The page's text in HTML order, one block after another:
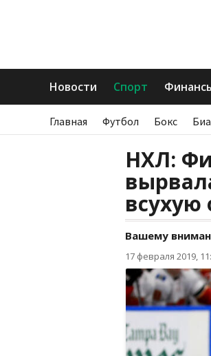
Новости Спорт
Главная Футбол Бокс
НХЛ:
всухую
Вашему
17 февраля 2019,